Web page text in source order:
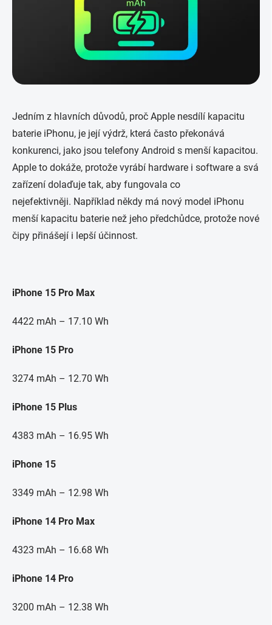
Jedním z hlavních důvodů, proč Apple nesdílí kapacitu
baterie iPhonu, je její výdrž, která často překonává
konkurenci, jako jsou telefony Android s menší kapacitou.
Apple to dokáže, protože vyrábí hardware i software a svá
zařízení dolaďuje tak, aby fungovala co
nejefektivněji. Například někdy má nový model iPhonu
menší kapacitu baterie než jeho předchůdce, protože nové
čipy přinášejí i lepší účinnost.
iPhone 15 Pro Max
4422 mAh – 17.10 Wh
iPhone 15 Pro
3274 mAh – 12.70 Wh
iPhone 15 Plus
4383 mAh – 16.95 Wh
iPhone 15
3349 mAh – 12.98 Wh
iPhone 14 Pro Max
4323 mAh – 16.68 Wh
iPhone 14 Pro
3200 mAh – 12.38 Wh